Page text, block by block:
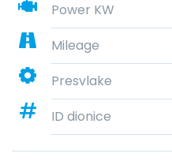
Power KW
Mileage
Presvlake
ID dionice